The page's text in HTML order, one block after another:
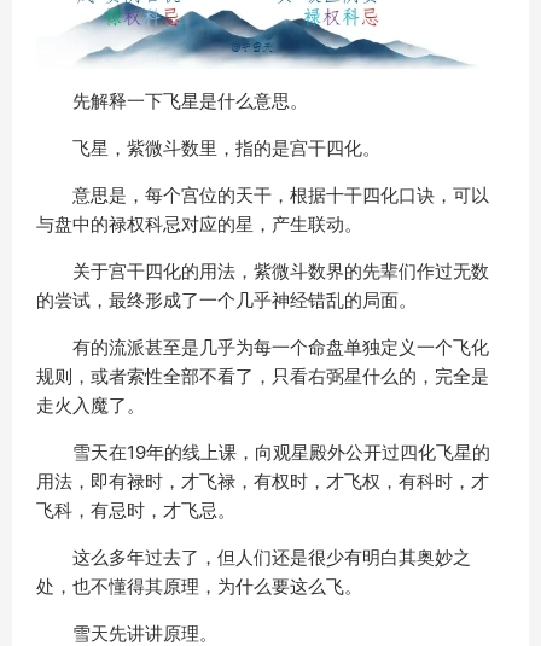
先解释一下飞星是什么意思。
飞星，紫微斗数里，指的是宫干四化。
意思是，每个宫位的天干，根据十干四化口诀，可以
与盘中的禄权科忌对应的星，产生联动。
关于宫干四化的用法，紫微斗数界的先辈们作过无数
的尝试，最终形成了一个几乎神经错乱的局面。
有的流派甚至是几乎为每一个命盘单独定义一个飞化
规则，或者索性全部不看了，只看右弼星什么的，完全是
走火入魔了。
雪天在19年的线上课，向观星殿外公开过四化飞星的
用法，即有禄时，才飞禄，有权时，才飞权，有科时，才
飞科，有忌时，才飞忌。
这么多年过去了，但人们还是很少有明白其奥妙之
处，也不懂得其原理，为什么要这么飞。
雪天先讲讲原理。